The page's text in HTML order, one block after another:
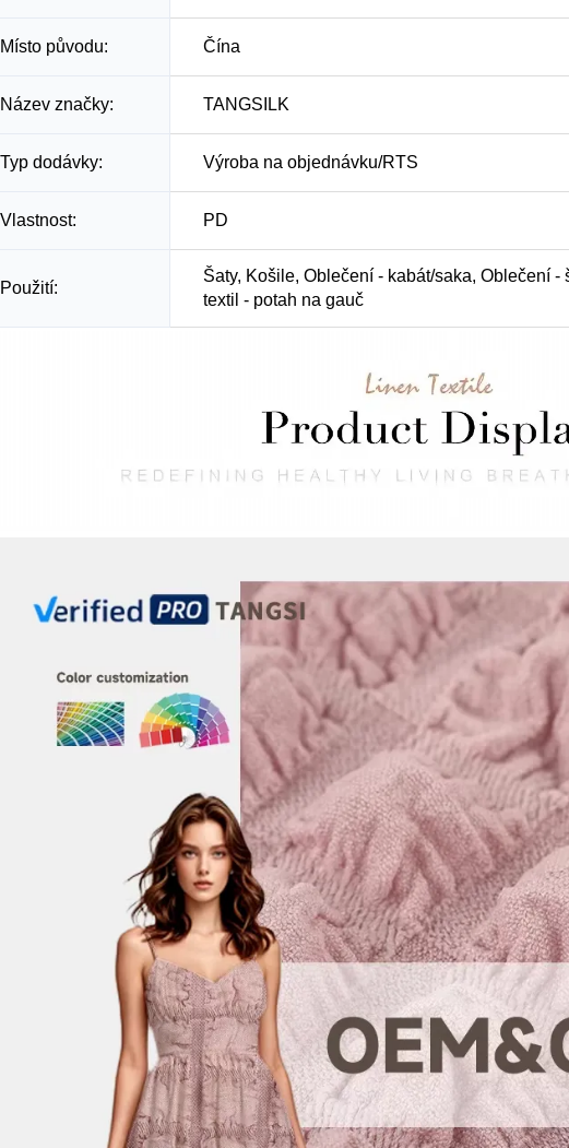
Místo původu: Čína
Název značky: TANGSILK
Typ dodávky: Výroba na objednávku/RTS
Vlastnost: PD
Použití:
Šaty, Košile, Oblečení - kabát/saka, Oblečení
textil - potah na gauč